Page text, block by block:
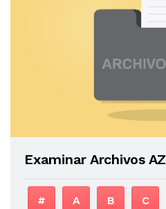
Examinar Archivos AZ
# A B C